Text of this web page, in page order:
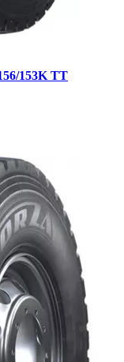
153K TT